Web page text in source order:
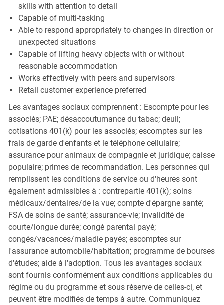
skills with attention to detail
Capable of multi-tasking
Able to respond appropriately to changes in direction or
unexpected situations
Capable of lifting heavy objects with or without
reasonable accommodation
Works effectively with peers and supervisors
Retail customer experience preferred
Les avantages sociaux comprennent : Escompte pour les
associés; PAE; désaccoutumance du tabac; deuil;
cotisations 401(k) pour les associés; escomptes sur les
frais de garde d'enfants et le téléphone cellulaire;
assurance pour animaux de compagnie et juridique; caisse
populaire; primes de recommandation. Les personnes qui
remplissent les conditions de service ou d'heures sont
également admissibles à : contrepartie 401(k); soins
médicaux/dentaires/de la vue; compte d'épargne santé;
FSA de soins de santé; assurance-vie; invalidité de
courte/longue durée; congé parental payé;
congés/vacances/maladie payés; escomptes sur
l'assurance automobile/habitation; programme de bourses
d'études; aide à l'adoption. Tous les avantages sociaux
sont fournis conformément aux conditions applicables du
régime ou du programme et sous réserve de celles-ci, et
peuvent être modifiés de temps à autre. Communiquez